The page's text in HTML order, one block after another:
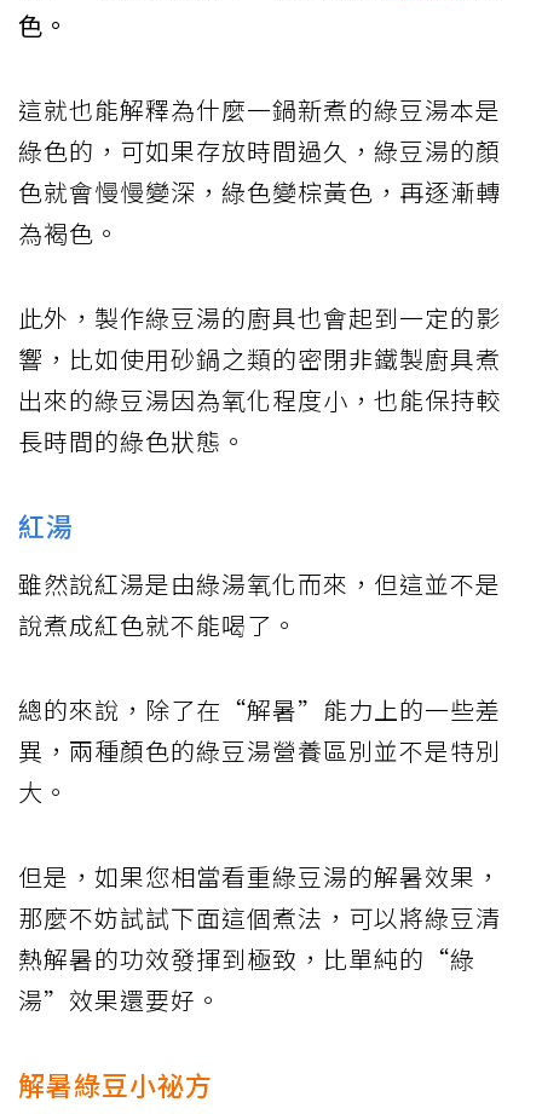
色。
這就也能解釋為什麼一鍋新煮的綠豆湯本是
綠色的，可如果存放時間過久，綠豆湯的顏
色就會慢慢變深，綠色變棕黃色，再逐漸轉
為褐色。
此外，製作綠豆湯的廚具也會起到一定的影
響，比如使用砂鍋之類的密閉非鐵製廚具煮
出來的綠豆湯因為氧化程度小，也能保持較
長時間的綠色狀態。
紅湯
雖然說紅湯是由綠湯氧化而來，但這並不是
說煮成紅色就不能喝了。
總的來說，除了在“解暑”能力上的一些差
異，兩種顏色的綠豆湯營養區別並不是特別
大。
但是，如果您相當看重綠豆湯的解暑效果，
那麼不妨試試下面這個煮法，可以將綠豆清
熱解暑的功效發揮到極致，比單純的“綠
湯”效果還要好。
解暑綠豆小祕方